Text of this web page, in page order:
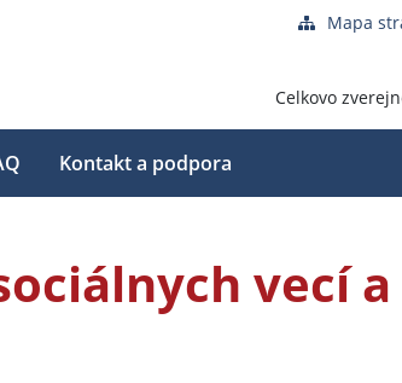
Mapa
Celkovo
Kontakt a podpora
vecí